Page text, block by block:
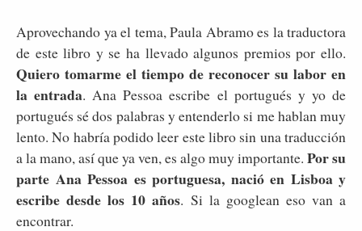
Aprovechando ya el tema, Paula Abramo es la traductora
de este libro y se ha llevado algunos premios por ello.
Quiero tomarme el tiempo de reconocer su labor en
la entrada. Ana Pessoa escribe el portugués y yo de
portugués sé dos palabras y entenderlo si me hablan muy
lento. No habría podido leer este libro sin una traducción
a la mano, así que ya ven, es algo muy importante. Por su
parte Ana Pessoa es portuguesa, nació en Lisboa y
escribe desde los 10 años. Si la googlean eso van a
encontrar.